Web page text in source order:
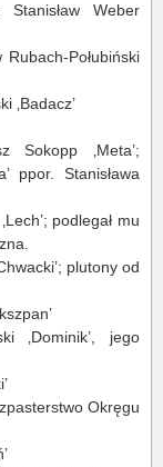
Stanisław Weber
Połubiński
‚Badacz’
Sokopp ‚Meta’;
ppor. Stanisława
podlegał mu
plutony od
‚Dominik’, jego
Okręgu